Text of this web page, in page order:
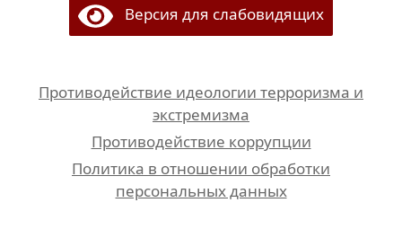
Версия для слабовидящих
Противодействие идеологии терроризма и
экстремизма
Противодействие коррупции
Политика в отношении обработки
персональных данных